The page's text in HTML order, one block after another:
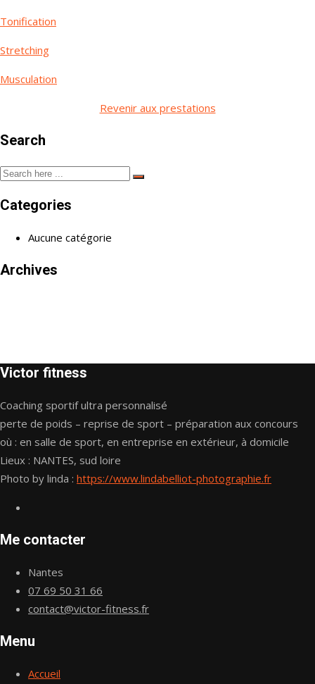
Tonification
Stretching
Musculation
Revenir aux prestations
Search
Categories
Aucune catégorie
Archives
Victor fitness
Coaching sportif ultra personnalisé
perte de poids – reprise de sport – préparation aux concours
où : en salle de sport, en entreprise en extérieur, à domicile
Lieux : NANTES, sud loire
Photo by linda : https://www.lindabelliot-photographie.fr
Me contacter
Nantes
07 69 50 31 66
contact@victor-fitness.fr
Menu
Accueil